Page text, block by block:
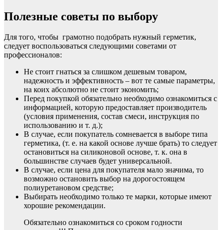
Полезные советы по выбору
Для того, чтобы грамотно подобрать нужный герметик,
следует воспользоваться следующими советами от
профессионалов:
Не стоит гнаться за слишком дешевым товаром,
надежность и эффективность – вот те самые параметры,
на коих абсолютно не стоит экономить;
Перед покупкой обязательно необходимо ознакомиться с
информацией, которую предоставляет производитель
(условия применения, состав смеси, инструкция по
использованию и т. д.);
В случае, если покупатель сомневается в выборе типа
герметика, (т. е. на какой основе лучше брать) то следует
остановиться на силиконовой основе, т. к. она в
большинстве случаев будет универсальной.
В случае, если цена для покупателя мало значима, то
возможно остановить выбор на дорогостоящем
полиуретановом средстве;
Выбирать необходимо только те марки, которые имеют
хорошие рекомендации.
Обязательно ознакомиться со сроком годности